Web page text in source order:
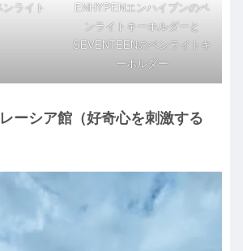
ライト
ENHYPENエンハイプンのペ
ンライトキーホルダーと
SEVENTEENのペンライトキ
ーホルダー
ーシア館（好奇心を刺激する